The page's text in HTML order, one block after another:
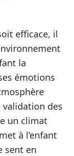
efficace, il
la
émotions
validation des
un climat
à l’enfant
sent en